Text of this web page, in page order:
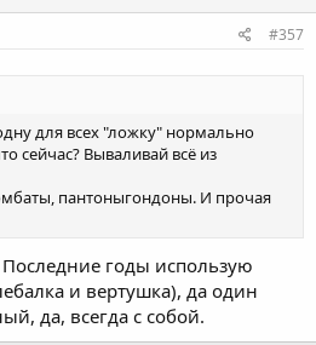
#357
для всех "ложку" нормально
сейчас? Вываливай всё из
пантоныгондоны. И прочая
годы использую
и вертушка), да один
да, всегда с собой.